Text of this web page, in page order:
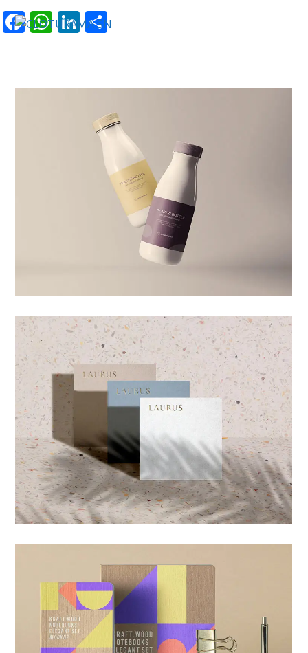
Facebook
WhatsApp
LinkedIn
Partager